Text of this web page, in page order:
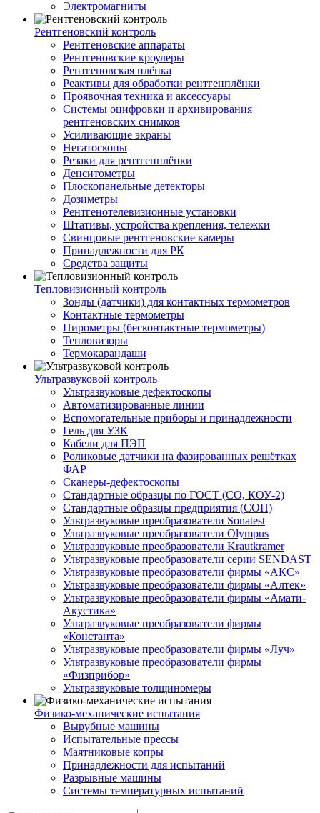
Электромагниты
Рентгеновский контроль
Рентгеновские аппараты
Рентгеновские кроулеры
Рентгеновская плёнка
Реактивы для обработки рентгенплёнки
Проявочная техника и аксессуары
Системы оцифровки и архивирования
рентгеновских снимков
Усиливающие экраны
Негатоскопы
Резаки для рентгенплёнки
Денситометры
Плоскопанельные детекторы
Дозиметры
Рентгенотелевизионные установки
Штативы, устройства крепления, тележки
Свинцовые рентгеновские камеры
Принадлежности для РК
Средства защиты
Тепловизионный контроль
Зонды (датчики) для контактных термометров
Контактные термометры
Пирометры (бесконтактные термометры)
Тепловизоры
Термокарандаши
Ультразвуковой контроль
Ультразвуковые дефектоскопы
Автоматизированные линии
Вспомогательные приборы и принадлежности
Гель для УЗК
Кабели для ПЭП
Роликовые датчики на фазированных решётках
ФАР
Сканеры-дефектоскопы
Стандартные образцы по ГОСТ (СО, КОУ-2)
Стандартные образцы предприятия (СОП)
Ультразвуковые преобразователи Sonatest
Ультразвуковые преобразователи Olympus
Ультразвуковые преобразователи Krautkramer
Ультразвуковые преобразователи серии SENDAST
Ультразвуковые преобразователи фирмы «АКС»
Ультразвуковые преобразователи фирмы «Алтек»
Ультразвуковые преобразователи фирмы «Амати-
Акустика»
Ультразвуковые преобразователи фирмы
«Константа»
Ультразвуковые преобразователи фирмы «Луч»
Ультразвуковые преобразователи фирмы
«Физприбор»
Ультразвуковые толщиномеры
Физико-механические испытания
Вырубные машины
Испытательные прессы
Маятниковые копры
Принадлежности для испытаний
Разрывные машины
Системы температурных испытаний